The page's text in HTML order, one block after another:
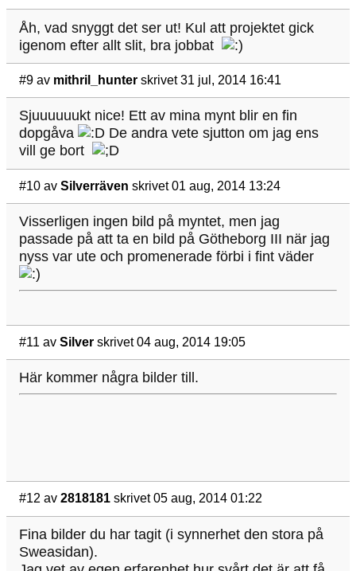
Åh, vad snyggt det ser ut! Kul att projektet gick
igenom efter allt slit, bra jobbat
#9 av mithril_hunter skrivet 31 jul, 2014 16:41
Sjuuuuuukt nice! Ett av mina mynt blir en fin
dopgåva
De andra vete sjutton om jag ens
vill ge bort
#10 av Silverräven skrivet 01 aug, 2014 13:24
Visserligen ingen bild på myntet, men jag
passade på att ta en bild på Götheborg III när jag
nyss var ute och promenerade förbi i fint väder
#11 av Silver skrivet 04 aug, 2014 19:05
Här kommer några bilder till.
#12 av 2818181 skrivet 05 aug, 2014 01:22
Fina bilder du har tagit (i synnerhet den stora på
Sweasidan).